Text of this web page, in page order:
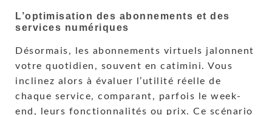
L’optimisation des abonnements et des
services numériques
Désormais, les abonnements virtuels jalonnent
votre quotidien, souvent en catimini. Vous
inclinez alors à évaluer l’utilité réelle de
chaque service, comparant, parfois le week-
end, leurs fonctionnalités ou prix. Ce scénario